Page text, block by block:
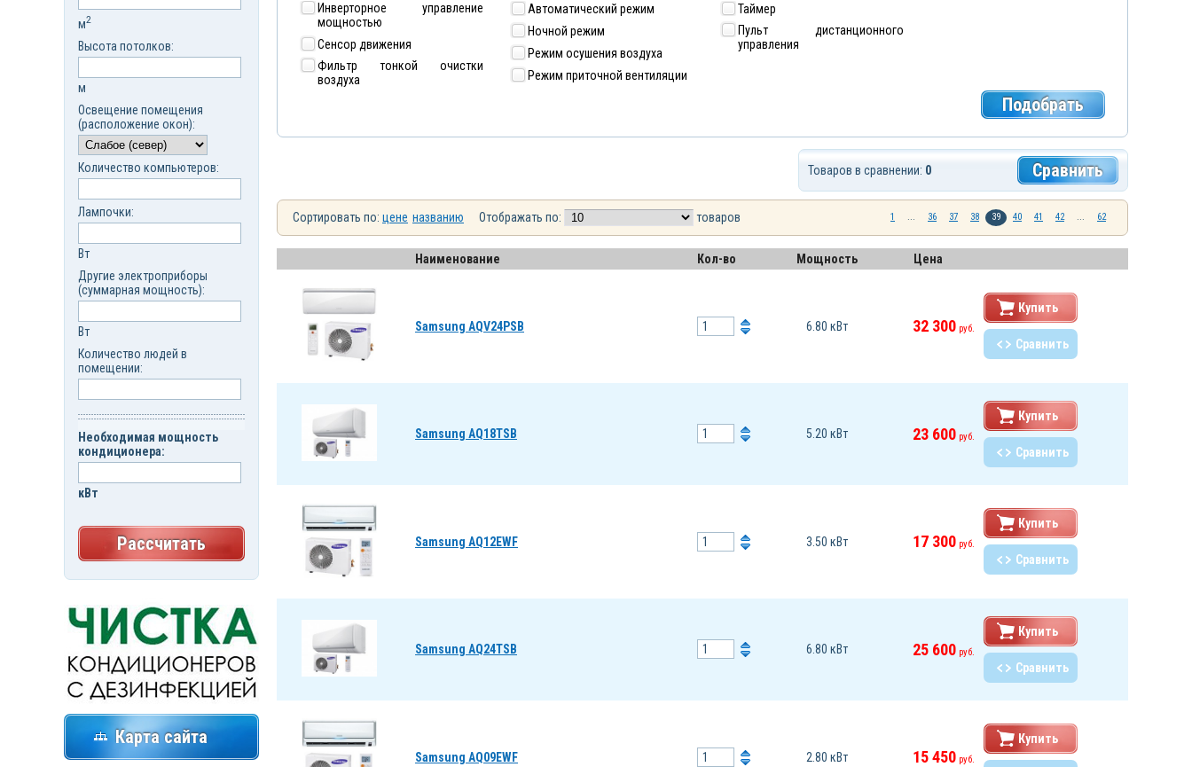
Инверторное управление
мощностью
Сенсор движения
Фильтр тонкой очистки
воздуха
Автоматический режим
Ночной режим
Режим осушения воздуха
Режим приточной вентиляции
Таймер
Пульт дистанционного
управления
Подобрать
Сравнить
Товаров в сравнении: 0
Сортировать по: цене названию Отображать по: товаров 1 ... 36 37 38 39 40 41 42 ... 62
Наименование Кол-во Мощность Цена
Samsung AQV24PSB 6.80 кВт 32 300 руб.
Купить
Сравнить
Samsung AQ18TSB 5.20 кВт 23 600 руб.
Купить
Сравнить
Samsung AQ12EWF 3.50 кВт 17 300 руб.
Купить
Сравнить
Samsung AQ24TSB 6.80 кВт 25 600 руб.
Купить
Сравнить
Samsung AQ09EWF 2.80 кВт 15 450 руб.
Купить
м2
Высота потолков:
м
Освещение помещения
(расположение окон):
Количество компьютеров:
Лампочки:
Вт
Другие электроприборы
(суммарная мощность):
Вт
Количество людей в
помещении:
Необходимая мощность
кондиционера:
кВт
Рассчитать
Карта сайта